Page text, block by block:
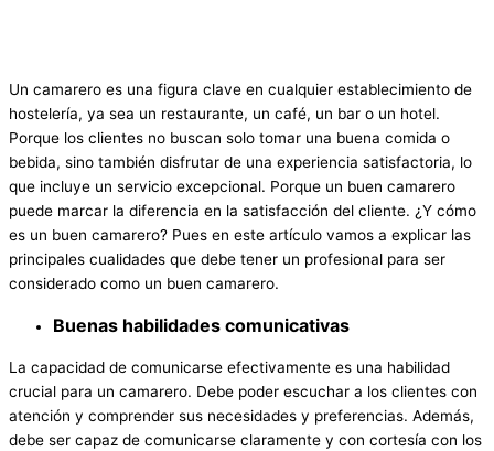
Un camarero es una figura clave en cualquier establecimiento de
hostelería, ya sea un restaurante, un café, un bar o un hotel.
Porque los clientes no buscan solo tomar una buena comida o
bebida, sino también disfrutar de una experiencia satisfactoria, lo
que incluye un servicio excepcional. Porque un buen camarero
puede marcar la diferencia en la satisfacción del cliente. ¿Y cómo
es un buen camarero? Pues en este artículo vamos a explicar las
principales cualidades que debe tener un profesional para ser
considerado como un buen camarero.
Buenas habilidades comunicativas
La capacidad de comunicarse efectivamente es una habilidad
crucial para un camarero. Debe poder escuchar a los clientes con
atención y comprender sus necesidades y preferencias. Además,
debe ser capaz de comunicarse claramente y con cortesía con los